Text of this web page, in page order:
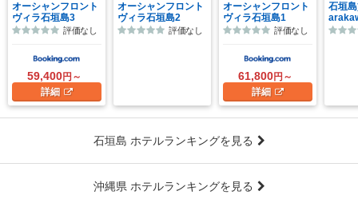
オーシャンフロント
ヴィラ石垣島3
評価なし
59,400円～
詳細
オーシャンフロント
ヴィラ石垣島2
評価なし
オーシャンフロント
ヴィラ石垣島1
評価なし
61,800円～
詳細
石垣
石垣島 ホテルランキングを見る
沖縄県 ホテルランキングを見る